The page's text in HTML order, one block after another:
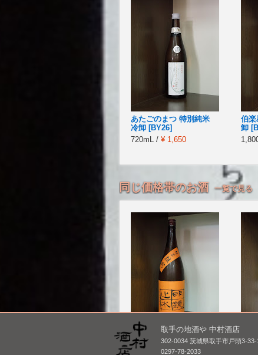
あたごのまつ 特別純米
冷卸 [BY26]
720mL / ¥ 1,650
伯楽
卸
同じ価格帯のお酒 一覧で見る
明鏡止水 純米 備前雄
町 [BY25]
相模
槽場
取手の地酒や 中村酒店
302-0034 茨城県取手市戸頭3-33-
0297-78-2033